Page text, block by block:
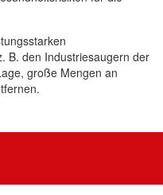
B. den Industriesaugern der
große Mengen an